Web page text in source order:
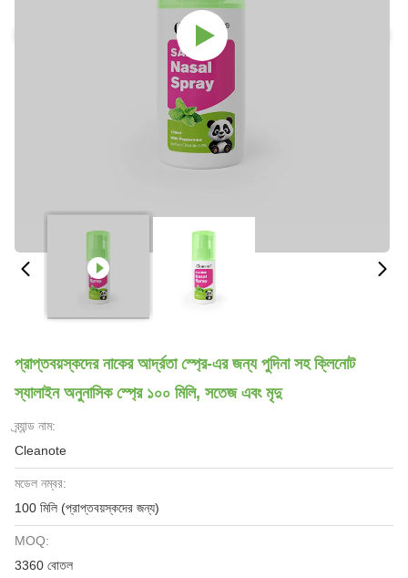
প্রাপ্তবয়স্কদের নাকের আর্দ্রতা স্প্রে-এর জন্য পুদিনা সহ ক্লিনোট
স্যালাইন অনুনাসিক স্প্রে ১০০ মিলি, সতেজ এবং মৃদু
ব্র্যান্ড নাম:
Cleanote
মডেল নম্বর:
100 মিলি (প্রাপ্তবয়স্কদের জন্য)
MOQ:
3360 বোতল